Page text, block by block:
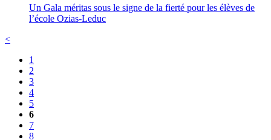
Un Gala méritas sous le signe de la fierté pour les élèves de
l’école Ozias-Leduc
<
1
2
3
4
5
6
7
8